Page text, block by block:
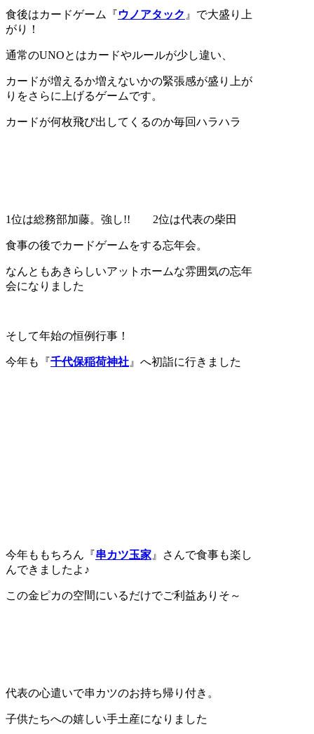
食後はカードゲーム『ウノアタック 』で大盛り上
がり！
通常のUNOとはカードやルールが少し違い、
カードが増えるか増えないかの緊張感が盛り上が
りをさらに上げるゲームです。
カードが何枚飛び出してくるのか毎回ハラハラ
1位は総務部加藤。強し!! 2位は代表の柴田
食事の後でカードゲームをする忘年会。
なんともあきらしいアットホームな雰囲気の忘年
会になりました
そして年始の恒例行事！
今年も『千代保稲荷神社 』へ初詣に行きました
今年ももちろん『串カツ玉家 』さんで食事も楽し
んできましたよ♪
この金ピカの空間にいるだけでご利益ありそ～
代表の心遣いで串カツのお持ち帰り付き。
子供たちへの嬉しい手土産になりました